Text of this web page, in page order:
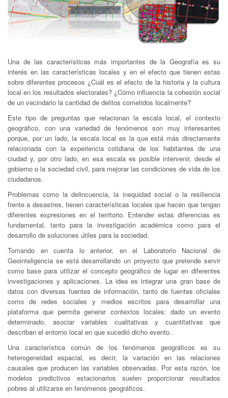
Una de las características más importantes de la Geografía es su
interés en las características locales y en el efecto que tienen estas
sobre diferentes procesos ¿Cuál es el efecto de la historia y la cultura
local en los resultados electorales? ¿Cómo influencia la cohesión social
de un vecindario la cantidad de delitos cometidos localmente?
Este tipo de preguntas que relacionan la escala local, el contexto
geográfico, con una variedad de fenómenos son muy interesantes
porque, por un lado, la escala local es la que está más directamente
relacionada con la experiencia cotidiana de los habitantes de una
ciudad y, por otro lado, en esa escala es posible intervenir, desde el
gobierno o la sociedad civil, para mejorar las condiciones de vida de los
ciudadanos.
Problemas como la delincuencia, la inequidad social o la resiliencia
frente a desastres, tienen características locales que hacen que tengan
diferentes expresiones en el territorio. Entender estas diferencias es
fundamental, tanto para la investigación académica como para el
desarrollo de soluciones útiles para la sociedad.
Tomando en cuenta lo anterior, en el Laboratorio Nacional de
Geointeligencia se está desarrollando un proyecto que pretende servir
como base para utilizar el concepto geográfico de lugar en diferentes
investigaciones y aplicaciones. La idea es integrar una gran base de
datos con diversas fuentes de información, tanto de fuentes oficiales
como de redes sociales y medios escritos para desarrollar una
plataforma que permita generar contextos locales: dado un evento
determinado, asociar variables cualitativas y cuantitativas que
describan el entorno local en que sucedió dicho evento.
Una característica común de los fenómenos geográficos es su
heterogeneidad espacial, es decir, la variación en las relaciones
causales que producen las variables observadas. Por esta razón, los
modelos predictivos estacionarios suelen proporcionar resultados
pobres al utilizarse en fenómenos geográficos.